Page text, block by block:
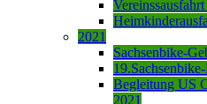
2021
Sachsenbike-
Begleitung US
2021